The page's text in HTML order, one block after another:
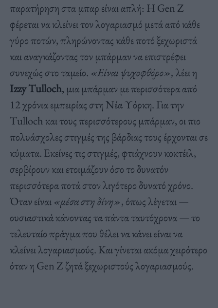
παρατήρηση στα μπαρ είναι απλή: Η Gen Z
φέρεται να κλείνει τον λογαριασμό μετά από κάθε
γύρο ποτών, πληρώνοντας κάθε ποτό ξεχωριστά
και αναγκάζοντας τον μπάρμαν να επιστρέφει
συνεχώς στο ταμείο. «Είναι ψυχοφθόρο», λέει η
Izzy Tulloch, μια μπάρμαν με περισσότερα από
12 χρόνια εμπειρίας στη Νέα Υόρκη. Για την
Tulloch και τους περισσότερους μπάρμαν, οι πιο
πολυάσχολες στιγμές της βάρδιας τους έρχονται σε
κύματα. Εκείνες τις στιγμές, φτιάχνουν κοκτέιλ,
σερβίρουν και ετοιμάζουν όσο το δυνατόν
περισσότερα ποτά στον λιγότερο δυνατό χρόνο.
Όταν είναι«μέσα στη δίνη», όπως λέγεται —
ουσιαστικά κάνοντας τα πάντα ταυτόχρονα — το
τελευταίο πράγμα που θέλει να κάνει είναι να
κλείνει λογαριασμούς. Και γίνεται ακόμα χειρότερο
όταν η Gen Z ζητά ξεχωριστούς λογαριασμούς.